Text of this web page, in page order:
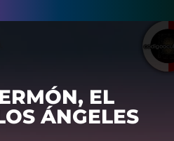
EL
ÁNGELES